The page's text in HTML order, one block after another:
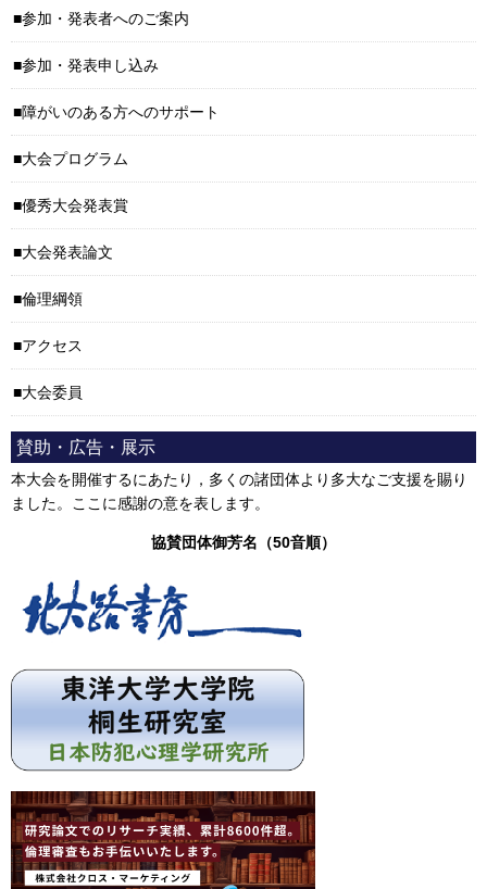
参加・発表者へのご案内
参加・発表申し込み
障がいのある方へのサポート
大会プログラム
優秀大会発表賞
大会発表論文
倫理綱領
アクセス
大会委員
賛助・広告・展示
本大会を開催するにあたり，多くの諸団体より多大なご支援を賜り
ました。ここに感謝の意を表します。
協賛団体御芳名（50音順）